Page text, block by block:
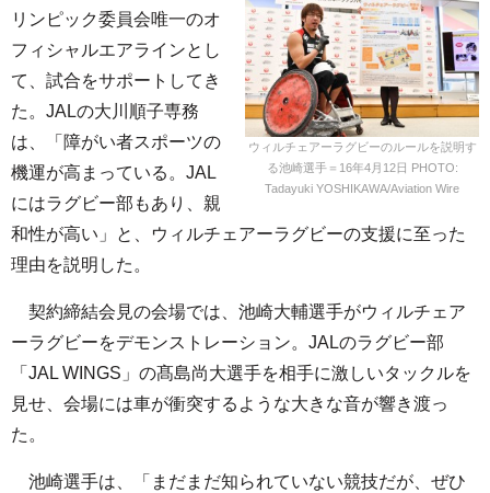
ウィルチェアーラグビーのルールを説明す
る池崎選手＝16年4月12日 PHOTO:
Tadayuki YOSHIKAWA/Aviation Wire
リンピック委員会唯一のオ
フィシャルエアラインとし
て、試合をサポートしてき
た。JALの大川順子専務
は、「障がい者スポーツの
機運が高まっている。JAL
にはラグビー部もあり、親
和性が高い」と、ウィルチェアーラグビーの支援に至った
理由を説明した。
契約締結会見の会場では、池崎大輔選手がウィルチェア
ーラグビーをデモンストレーション。JALのラグビー部
「JAL WINGS」の髙島尚大選手を相手に激しいタックルを
見せ、会場には車が衝突するような大きな音が響き渡っ
た。
池崎選手は、「まだまだ知られていない競技だが、ぜひ